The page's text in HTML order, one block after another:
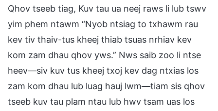
Qhov tseeb tiag, Kuv tau ua neej raws li lub tswv
yim phem ntawm “Nyob ntsiag to txhawm rau
kev tiv thaiv-tus kheej thiab tsuas nrhiav kev
kom zam dhau qhov yws.” Nws saib zoo li ntse
heev—siv kuv tus kheej txoj kev dag ntxias los
zam kom dhau lub luag hauj lwm—tiam sis qhov
tseeb kuv tau plam ntau lub hwv tsam uas los